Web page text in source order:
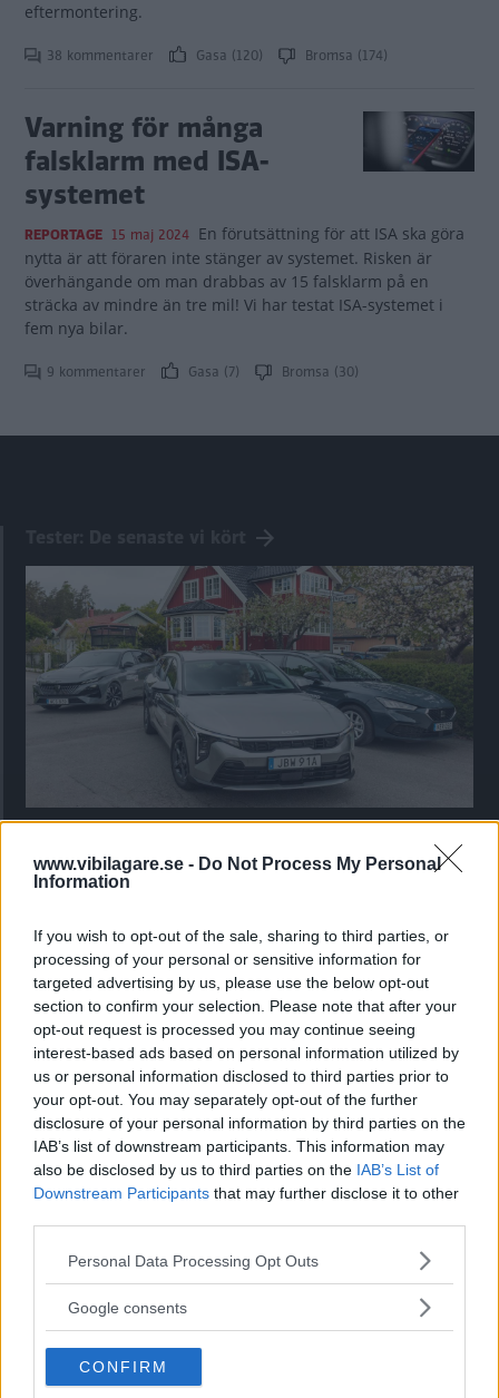
www.vibilagare.se - Do Not Process My Personal
Information
If you wish to opt-out of the sale, sharing to third parties, or
processing of your personal or sensitive information for
targeted advertising by us, please use the below opt-out
section to confirm your selection. Please note that after your
opt-out request is processed you may continue seeing
interest-based ads based on personal information utilized by
us or personal information disclosed to third parties prior to
your opt-out. You may separately opt-out of the further
disclosure of your personal information by third parties on the
IAB’s list of downstream participants. This information may
also be disclosed by us to third parties on the IAB’s List of
Downstream Participants that may further disclose it to other
Please note that this website/app uses one or more Google
not limited to your visit or usage behaviour. You may click to
use your data for below specified purposes in below Google
consent section.
Personal Data Processing Opt Outs
Google consents
CONFIRM
eftermontering.
38 kommentarer Gasa (120) Bromsa (174)
Varning för många
falsklarm med ISA-
systemet
REPORTAGE 15 maj 2024 En förutsättning för att ISA ska göra
nytta är att föraren inte stänger av systemet. Risken är
överhängande om man drabbas av 15 falsklarm på en
sträcka av mindre än tre mil! Vi har testat ISA-systemet i
fem nya bilar.
9 kommentarer Gasa (7) Bromsa (30)
av ”gamlingen”
”God chans att bli ny favorit”
nu på av eldrivna Toyota bZ4X Touring. Vi provkör.